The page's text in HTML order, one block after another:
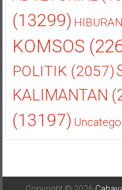
(13299) HIBURAN
KOMSOS
POLITIK(2057)
KALIMANTAN
(13197)